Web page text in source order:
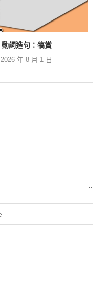
動詞造句：犒賞
2026 年 8 月 1 日